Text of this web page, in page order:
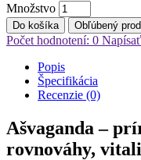
Množstvo
Do košíka Obľúbený
Počet hodnotení: 0
Popis
Špecifikácia
Recenzie (0)
Ašvaganda –
rovnováhy,